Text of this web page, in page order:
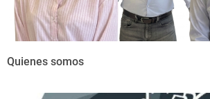
Quienes somos